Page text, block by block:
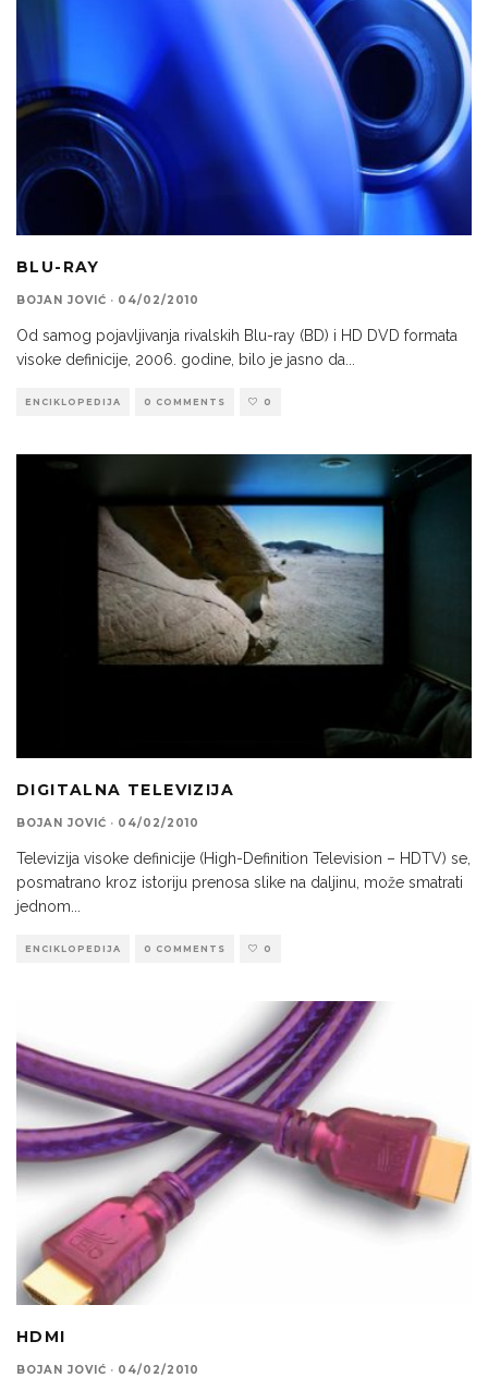
BLU-RAY
BOJAN JOVIĆ · 04/02/2010
Od samog pojavljivanja rivalskih Blu-ray (BD) i HD DVD formata
visoke definicije, 2006. godine, bilo je jasno da...
ENCIKLOPEDIJA 0 COMMENTS 0
DIGITALNA TELEVIZIJA
BOJAN JOVIĆ · 04/02/2010
Televizija visoke definicije (High-Definition Television – HDTV) se,
posmatrano kroz istoriju prenosa slike na daljinu, može smatrati
jednom
ENCIKLOPEDIJA 0 COMMENTS 0
HDMI
BOJAN JOVIĆ · 04/02/2010